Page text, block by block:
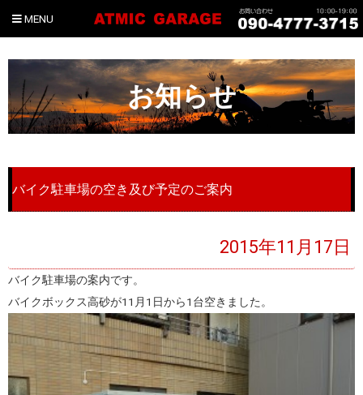
MENU
お知らせ
バイク駐車場の空き及び予定のご案内
2015年11月17日
バイク駐車場の案内です。
バイクボックス高砂が11月1日から1台空きました。